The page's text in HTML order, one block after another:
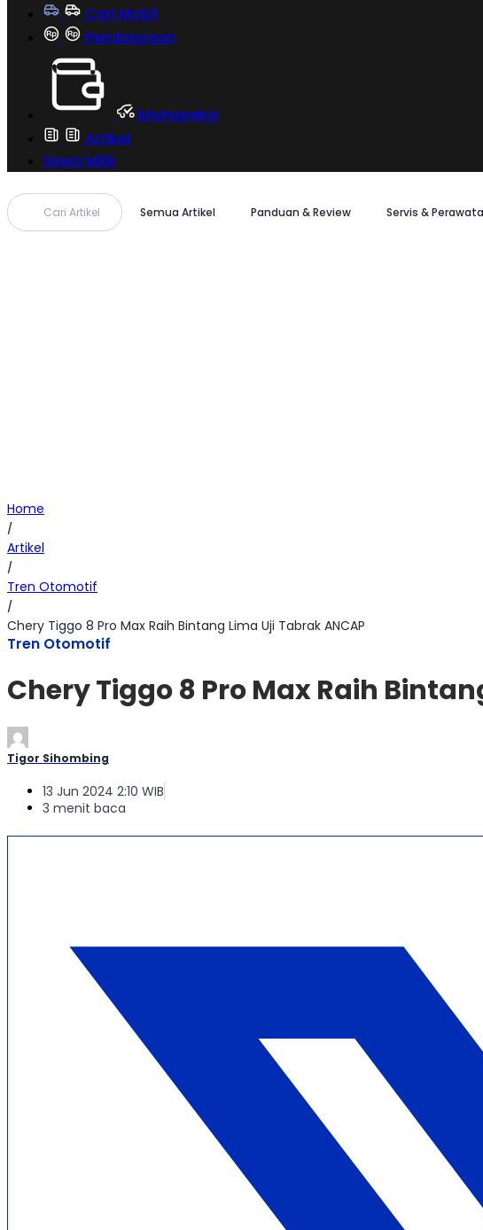
Cari Mobil
Pembiayaan
MoInspeksi
Artikel
Sewa Milik
Cari Artikel Semua Artikel Panduan & Review Servis &
Home
/
Artikel
/
Tren Otomotif
/
Chery Tiggo 8 Pro Max Raih Bintang Lima Uji Tabrak ANCAP
Tren Otomotif
Chery Tiggo 8 Pro Max Raih
Tigor Sihombing
13 Jun 2024 2:10 WIB
3 menit baca